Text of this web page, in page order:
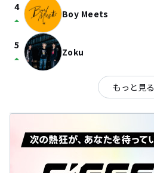
4
arrow_drop_up Boy Meets
5
arrow_drop_up Zoku
もっと見る